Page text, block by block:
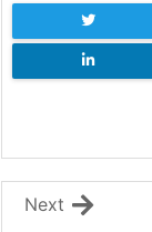
Next